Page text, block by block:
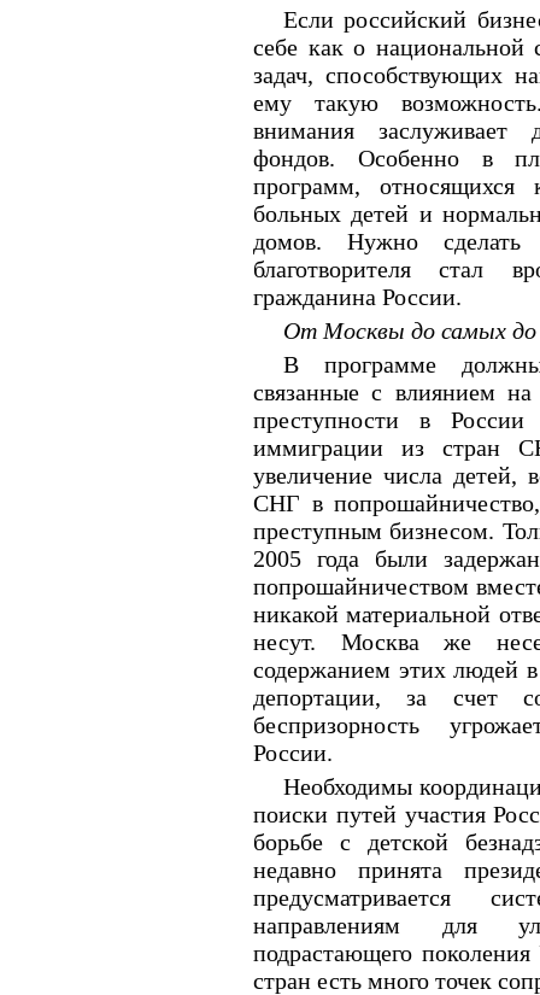
Если российский
себе как о национальной
задач, способствующих
ему такую
внимания заслуживает
фондов. Особенно в
программ, относящихся
больных детей и
домов. Нужно
благотворителя стал
гражданина России.
От Москвы до самых до
В программе
связанные с влиянием
преступности в России
иммиграции из стран
увеличение числа детей,
СНГ в попрошайничество,
преступным бизнесом.
2005 года были
попрошайничеством
никакой материальной
несут. Москва же
содержанием этих людей
депортации, за счет
беспризорность
России.
Необходимы
поиски путей участия
борьбе с детской
недавно принята
предусматривается
направлениям для
подрастающего
стран есть много точек